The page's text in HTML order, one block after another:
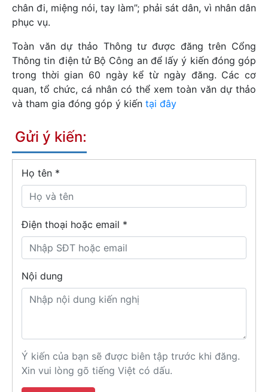
chân đi, miệng nói, tay làm”; phải sát dân, vì nhân dân
phục vụ.
Toàn văn dự thảo Thông tư được đăng trên Cổng
Thông tin điện tử Bộ Công an để lấy ý kiến đóng góp
trong thời gian 60 ngày kể từ ngày đăng. Các cơ
quan, tổ chức, cá nhân có thể xem toàn văn dự thảo
và tham gia đóng góp ý kiến tại đây
Gửi ý kiến:
Họ tên *
Điện thoại hoặc email *
Nội dung
Ý kiến của bạn sẽ được biên tập trước khi đăng.
Xin vui lòng gõ tiếng Việt có dấu.